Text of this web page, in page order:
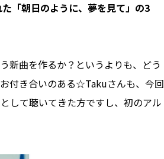
「朝⽇のように、夢を⾒て」の3
新曲を作るか？というよりも、どう
付き合いのある☆Takuさんも、今回
して聴いてきた方ですし、初のアル